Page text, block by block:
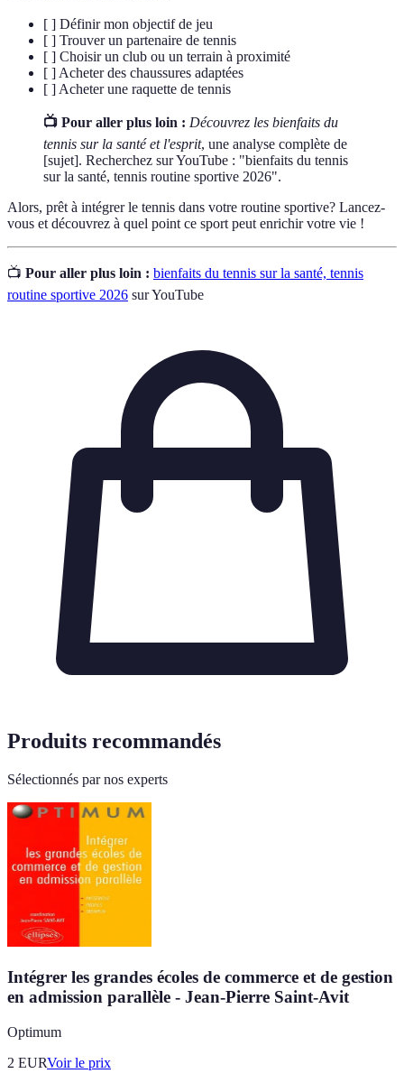
[ ] Définir mon objectif de jeu
[ ] Trouver un partenaire de tennis
[ ] Choisir un club ou un terrain à proximité
[ ] Acheter des chaussures adaptées
[ ] Acheter une raquette de tennis
📺 Pour aller plus loin : Découvrez les bienfaits du
tennis sur la santé et l'esprit, une analyse complète de
[sujet]. Recherchez sur YouTube : "bienfaits du tennis
sur la santé, tennis routine sportive 2026".
Alors, prêt à intégrer le tennis dans votre routine sportive? Lancez-
vous et découvrez à quel point ce sport peut enrichir votre vie !
📺 Pour aller plus loin : bienfaits du tennis sur la santé, tennis
routine sportive 2026 sur YouTube
Produits recommandés
Sélectionnés par nos experts
Intégrer les grandes écoles de commerce et de gestion
en admission parallèle - Jean-Pierre Saint-Avit
Optimum
2 EURVoir le prix